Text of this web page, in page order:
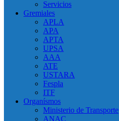
Servicios
Gremiales
APLA
APA
APTA
UPSA
AAA
ATE
USTARA
Fespla
ITF
Organísmos
Ministerio de Transporte
ANAC